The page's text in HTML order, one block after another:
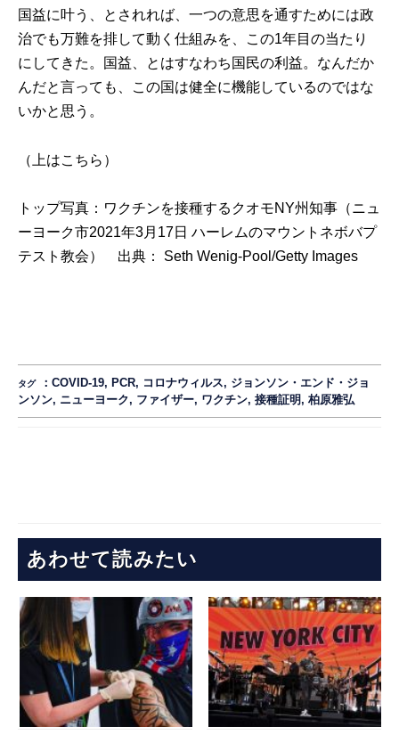
国益に叶う、とされれば、一つの意思を通すためには政
治でも万難を排して動く仕組みを、この1年目の当たり
にしてきた。国益、とはすなわち国民の利益。なんだか
んだと言っても、この国は健全に機能しているのではな
いかと思う。
（ 上はこちら）
トップ写真：ワクチンを接種するクオモNY州知事（ニュ
ーヨーク市2021年3月17日 ハーレムのマウントネボバプ
テスト教会） 出典： Seth Wenig-Pool/Getty Images
タグ ：COVID-19, PCR, コロナウィルス, ジョンソン・エンド・ジョ
ンソン, ニューヨーク, ファイザー, ワクチン,接種証明 ,柏原雅弘
あわせて読みたい